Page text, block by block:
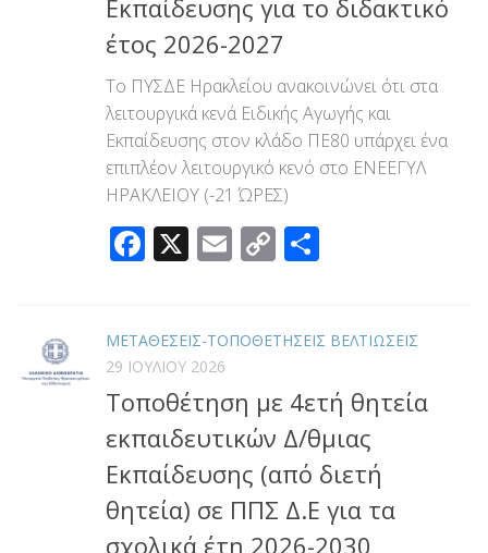
Εκπαίδευσης για το διδακτικό
έτος 2026-2027
Το ΠΥΣΔΕ Ηρακλείου ανακοινώνει ότι στα
λειτουργικά κενά Ειδικής Αγωγής και
Εκπαίδευσης στον κλάδο ΠΕ80 υπάρχει ένα
επιπλέον λειτουργικό κενό στο ΕΝΕΕΓΥΛ
ΗΡΑΚΛΕΙΟΥ (-21 ΏΡΕΣ)
Facebook
X Email
Copy
ΜΕΤΑΘΕΣΕΙΣ-ΤΟΠΟΘΕΤΗΣΕΙΣ ΒΕΛΤΙΩΣΕΙΣ
29 ΙΟΥΛΊΟΥ 2026
Τοποθέτηση με 4ετή θητεία
εκπαιδευτικών Δ/θμιας
Εκπαίδευσης (από διετή
θητεία) σε ΠΠΣ Δ.Ε για τα
σχολικά έτη 2026-2030